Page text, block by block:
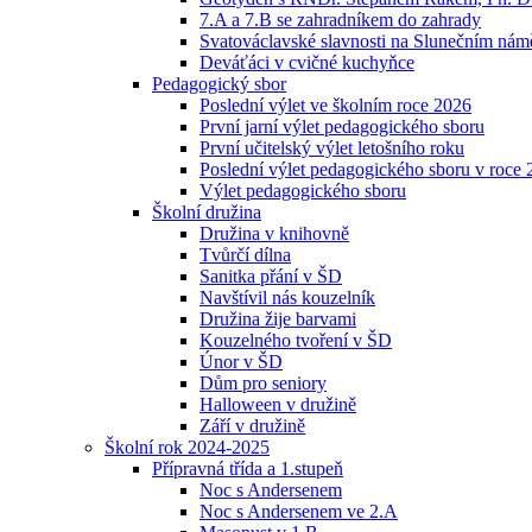
7.A a 7.B se zahradníkem do zahrady
Svatováclavské slavnosti na Slunečním
Deváťáci v cvičné kuchyňce
Pedagogický sbor
Poslední výlet ve školním roce 2026
První jarní výlet pedagogického sboru
První učitelský výlet letošního roku
Poslední výlet pedagogického sboru v roce
Výlet pedagogického sboru
Školní družina
Družina v knihovně
Tvůrčí dílna
Sanitka přání v ŠD
Navštívil nás kouzelník
Družina žije barvami
Kouzelného tvoření v ŠD
Únor v ŠD
Dům pro seniory
Halloween v družině
Září v družině
Školní rok 2024-2025
Přípravná třída a 1.stupeň
Noc s Andersenem
Noc s Andersenem ve 2.A